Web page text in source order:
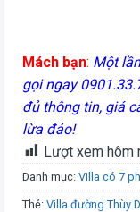
Mách bạn: Một
gọi ngay
đủ thông tin, giá
lừa đảo!
Lượt xem hôm
Danh mục: Villa có 7
Thẻ: Villa đường Thùy